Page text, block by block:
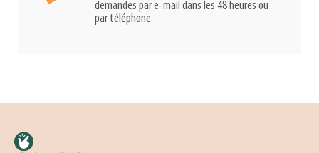
demandes par e-mail dans les 48 heures ou
par téléphone